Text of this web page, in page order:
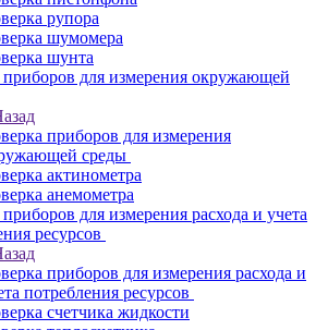
рупора
шумомера
шунта
для измерения окружающей
приборов для измерения
среды
актинометра
анемометра
для измерения расхода и учета
ресурсов
приборов для измерения расхода и
потребления ресурсов
счетчика жидкости